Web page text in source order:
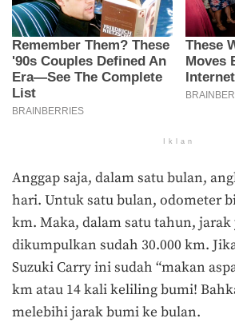
Iklan
Anggap saja, dalam satu bulan,
hari. Untuk satu bulan, odometer
km. Maka, dalam satu tahun, jarak
dikumpulkan sudah 30.000 km.
Suzuki Carry ini sudah “makan
km atau 14 kali keliling bumi!
melebihi jarak bumi ke bulan.